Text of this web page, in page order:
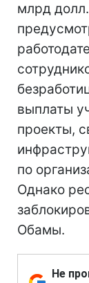
млрд
выплаты
проекты,
по
Однако
Обамы.
Не